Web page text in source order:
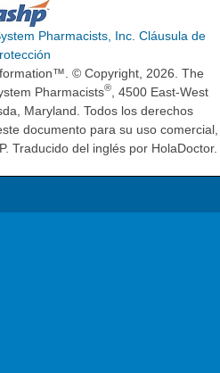
Pharmacists, Inc. Cláusula de
© Copyright, 2026. The
Pharmacists®
, 4500 East-West
Maryland. Todos los derechos
documento para su uso comercial,
Traducido del inglés por HolaDoctor.